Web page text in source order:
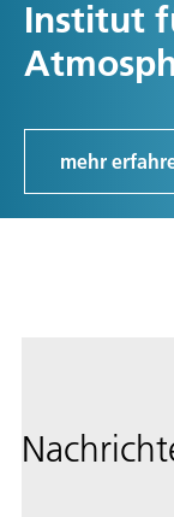
Institut
mehr